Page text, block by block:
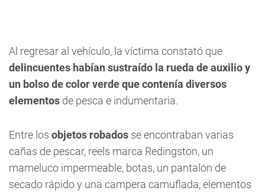
Al regresar al vehículo, la víctima constató que
delincuentes habían sustraído la rueda de auxilio y
un bolso de color verde que contenía diversos
elementos de pesca e indumentaria.
Entre los objetos robados se encontraban varias
cañas de pescar, reels marca Redingston, un
mameluco impermeable, botas, un pantalón de
secado rápido y una campera camuflada, elementos